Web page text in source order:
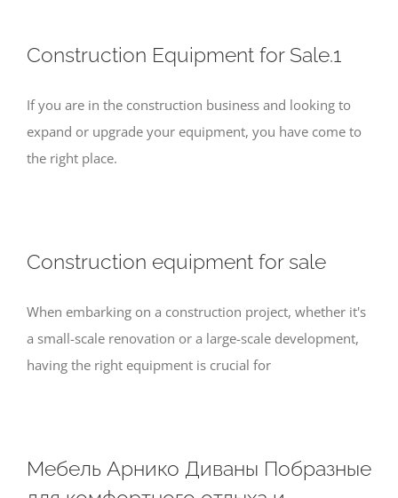
Construction Equipment for Sale.1
If you are in the construction business and looking to
expand or upgrade your equipment, you have come to
the right place.
Construction equipment for sale
When embarking on a construction project, whether it's
a small-scale renovation or a large-scale development,
having the right equipment is crucial for
Мебель Арнико Диваны Побразные